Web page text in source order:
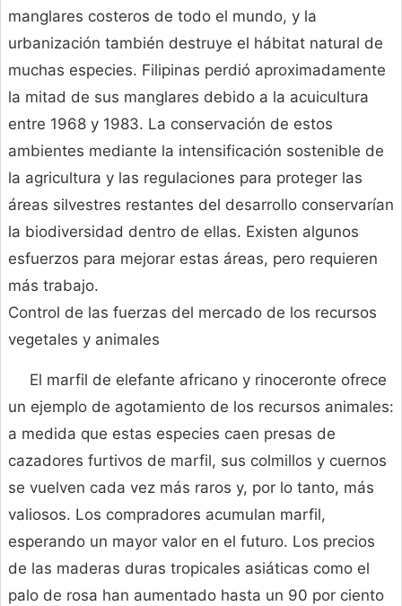
manglares costeros de todo el mundo, y la
urbanización también destruye el hábitat natural de
muchas especies. Filipinas perdió aproximadamente
la mitad de sus manglares debido a la acuicultura
entre 1968 y 1983. La conservación de estos
ambientes mediante la intensificación sostenible de
la agricultura y las regulaciones para proteger las
áreas silvestres restantes del desarrollo conservarían
la biodiversidad dentro de ellas. Existen algunos
esfuerzos para mejorar estas áreas, pero requieren
más trabajo.
Control de las fuerzas del mercado de los recursos
vegetales y animales
El marfil de elefante africano y rinoceronte ofrece
un ejemplo de agotamiento de los recursos animales:
a medida que estas especies caen presas de
cazadores furtivos de marfil, sus colmillos y cuernos
se vuelven cada vez más raros y, por lo tanto, más
valiosos. Los compradores acumulan marfil,
esperando un mayor valor en el futuro. Los precios
de las maderas duras tropicales asiáticas como el
palo de rosa han aumentado hasta un 90 por ciento